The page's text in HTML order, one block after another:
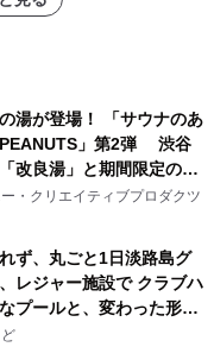
公開～
湯が登場！ 「サウナのあ
PEANUTS」第2弾 渋谷
改良湯」と期間限定のコ
ン サウナイキタイコラ
売決定！
・クリエイティブプロダクツ
ず、丸ごと1日淡路島グ
レジャー施設で クラブハ
プールと、変わった形の
BOXY AWAJI」のお